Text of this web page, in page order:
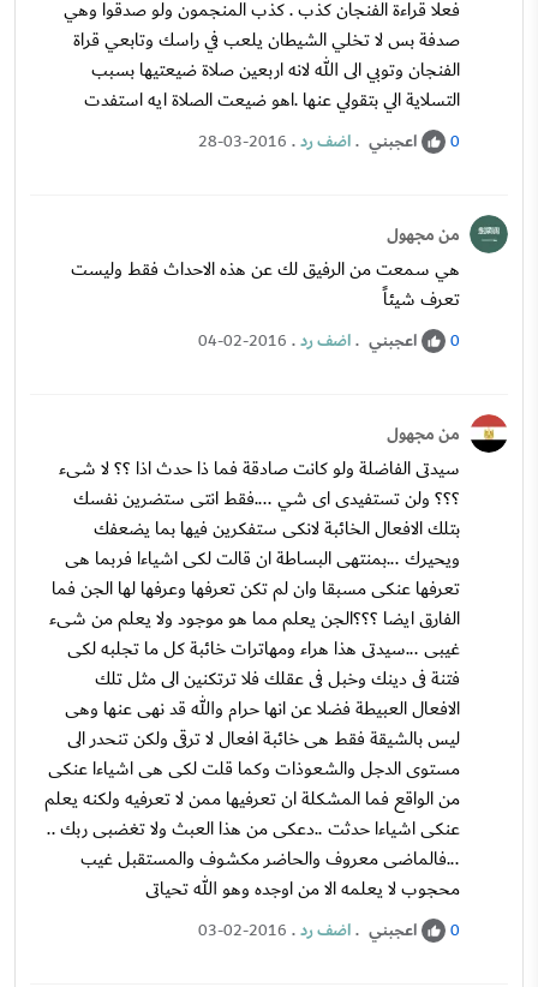
فعلا قراءة الفنجان كذب . كذب المنجمون ولو صدقوا وهي
صدفة بس لا تخلي الشيطان يلعب في راسك وتابعي قراة
الفنجان وتوبي الى الله لانه اربعين صلاة ضيعتيها بسبب
التسلاية الي بتقولي عنها .اهو ضيعت الصلاة ايه استفدت
0 اعجبني .اضف رد.
28-03-2016
من مجهول
هي سمعت من الرفيق لك عن هذه الاحداث فقط وليست
تعرف شيئاً
0 اعجبني .اضف رد.
04-02-2016
من مجهول
سيدتى الفاضلة ولو كانت صادقة فما ذا حدث اذا ؟؟ لا شىء
؟؟؟ ولن تستفيدى اى شي ....فقط انتى ستضرين نفسك
بتلك الافعال الخائبة لانكى ستفكرين فيها بما يضعفك
ويحيرك ...بمنتهى البساطة ان قالت لكى اشياءا فربما هى
تعرفها عنكى مسبقا وان لم تكن تعرفها وعرفها لها الجن فما
الفارق ايضا ؟؟؟الجن يعلم مما هو موجود ولا يعلم من شىء
غيبى ...سيدتى هذا هراء ومهاترات خائبة كل ما تجلبه لكى
فتنة فى دينك وخبل فى عقلك فلا ترتكنين الى مثل تلك
الافعال العبيطة فضلا عن انها حرام والله قد نهى عنها وهى
ليس بالشيقة فقط هى خائبة افعال لا ترقى ولكن تنحدر الى
مستوى الدجل والشعوذات وكما قلت لكى هى اشياءا عنكى
من الواقع فما المشكلة ان تعرفيها ممن لا تعرفيه ولكنه يعلم
عنكى اشياءا حدثت ..دعكى من هذا العبث ولا تغضبى ربك ..
...فالماضى معروف والحاضر مكشوف والمستقبل غيب
محجوب لا يعلمه الا من اوجده وهو الله تحياتى
0 اعجبني .اضف رد.
03-02-2016